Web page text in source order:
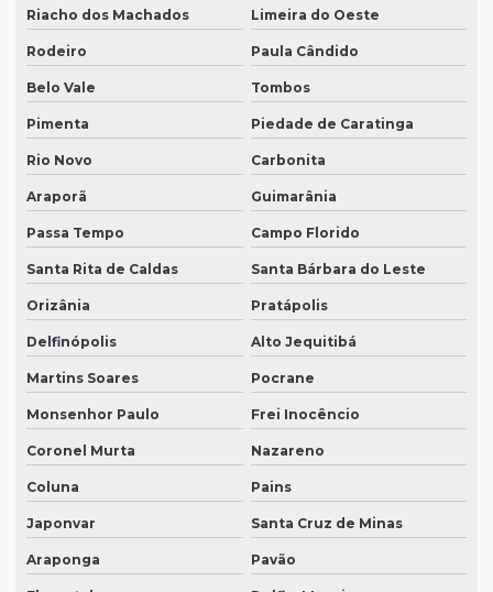
Riacho dos Machados Limeira do Oeste
Rodeiro Paula Cândido
Belo Vale Tombos
Pimenta Piedade de Caratinga
Rio Novo Carbonita
Araporã Guimarânia
Passa Tempo Campo Florido
Santa Rita de Caldas Santa Bárbara do Leste
Orizânia Pratápolis
Delfinópolis Alto Jequitibá
Martins Soares Pocrane
Monsenhor Paulo Frei Inocêncio
Coronel Murta Nazareno
Coluna Pains
Japonvar Santa Cruz de Minas
Araponga Pavão